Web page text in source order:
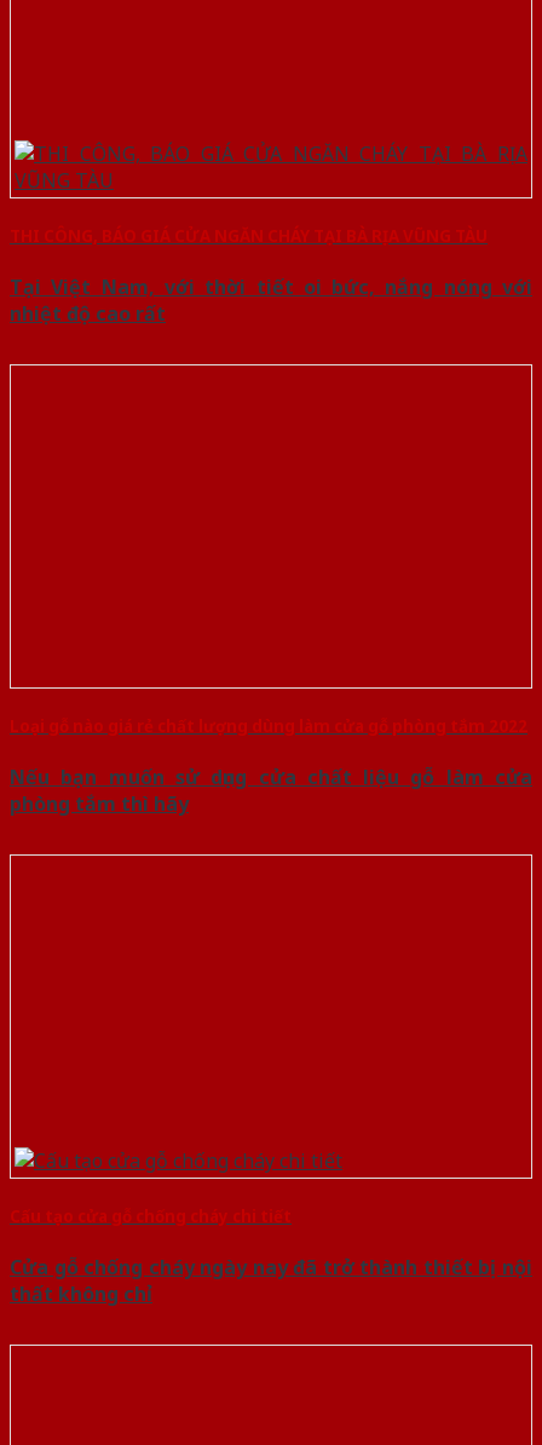
THI CÔNG, BÁO GIÁ CỬA NGĂN CHÁY TẠI BÀ RỊA VŨNG TÀU
Tại Việt Nam, với thời tiết oi bức, nắng nóng với
nhiệt độ cao rất
Loại gỗ nào giá rẻ chất lượng dùng làm cửa gỗ phòng tắm 2022
Nếu bạn muốn sử dụng cửa chất liệu gỗ làm cửa
phòng tắm thì hãy
Cấu tạo cửa gỗ chống cháy chi tiết
Cửa gỗ chống cháy ngày nay đã trở thành thiết bị nội
thất không chỉ